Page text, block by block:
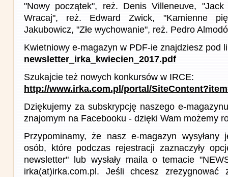
"Nowy początek", reż. Denis Villeneuve,
Wracaj", reż. Edward Zwick, "Kamienne
Jakubowicz, "Złe wychowanie", reż. Pedro
Kwietniowy e-magazyn w PDF-ie znajdziesz pod
newsletter_irka_kwiecien_2017.pdf
Szukajcie też nowych konkursów w IRCE:
http://www.irka.com.pl/portal/
Dziękujemy za subskrypcję naszego e-
znajomym na Facebooku - dzięki Wam możemy
Przypominamy, że nasz e-magazyn
osób, które podczas rejestracji zaznaczyły
newsletter" lub wysłały maila o temacie
irka(at)irka.com.pl. Jeśli chcesz zrezygnować